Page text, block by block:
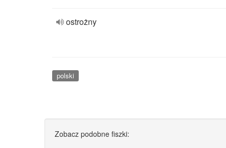
ostrożny
polski
Zobacz podobne fiszki: